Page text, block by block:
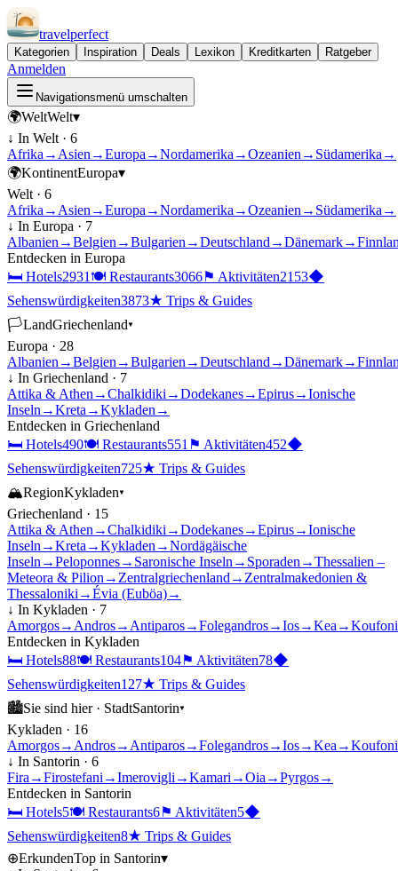
travelperfect
Kategorien Inspiration Deals Lexikon Kreditkarten Ratgeber
Anmelden
Navigationsmenü umschalten
🌍WeltWelt▾
↓ In Welt · 6
Afrika → Asien →Europa →Nordamerika →Ozeanien → Südamerika →
🌍KontinentEuropa▾
Welt · 6
Afrika → Asien →Europa →Nordamerika →Ozeanien → Südamerika →
↓ In Europa · 7
Albanien →Belgien →Bulgarien →Deutschland →Dänemark→
Entdecken in Europa
🛏 Hotels2931 🍽 Restaurants3066⚑ Aktivitäten2153◆
Sehenswürdigkeiten3873★ Trips & Guides
🏳LandGriechenland▾
Europa · 28
Albanien →Belgien →Bulgarien →Deutschland →Dänemark→
↓ In Griechenland · 7
Attika & Athen →Chalkidiki →Dodekanes→Epirus→Ionische
Inseln →Kreta →Kykladen →
Entdecken in Griechenland
🛏 Hotels490🍽 Restaurants551 ⚑ Aktivitäten452◆
Sehenswürdigkeiten725★ Trips & Guides
🏔RegionKykladen▾
Griechenland · 15
Attika & Athen →Chalkidiki →Dodekanes→Epirus→Ionische
Inseln →Kreta →Kykladen →Nordägäische
Inseln →Peloponnes→ Saronische Inseln → Sporaden →Thessalien –
Meteora & Pilion → Zentralgriechenland → Zentralmakedonien &
Thessaloniki →Évia (Euböa)→
↓ In Kykladen · 7
Amorgos→ Andros→ Antiparos→Folegandros→Ios→Kea →
Entdecken in Kykladen
🛏 Hotels88🍽 Restaurants104⚑ Aktivitäten78◆
Sehenswürdigkeiten127★ Trips & Guides
🏙Sie sind hier · StadtSantorin▾
Kykladen · 16
Amorgos→ Andros→ Antiparos→Folegandros→Ios→Kea →
↓ In Santorin · 6
Fira →Firostefani →Imerovigli →Kamari →Oia →Pyrgos→
Entdecken in Santorin
🛏 Hotels5🍽 Restaurants6⚑ Aktivitäten5◆
Sehenswürdigkeiten8★ Trips & Guides
⊕ErkundenTop in Santorin▾